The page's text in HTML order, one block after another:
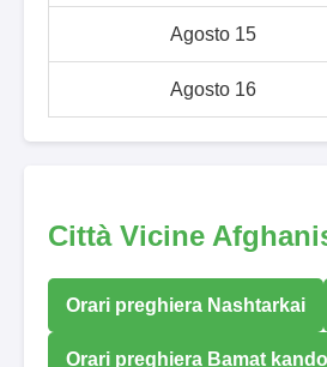
Agosto 15
Agosto 16
Città Vicine
Orari preghiera Nashtarkai
Orari preghiera Bamat